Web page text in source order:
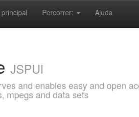
Percorrer: Ajuda
JSPUI
and enables easy and open
mpegs and data sets